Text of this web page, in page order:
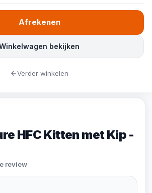
HFC Kitten met Kip -
review
bekijken
Afrekenen
Verder winkelen